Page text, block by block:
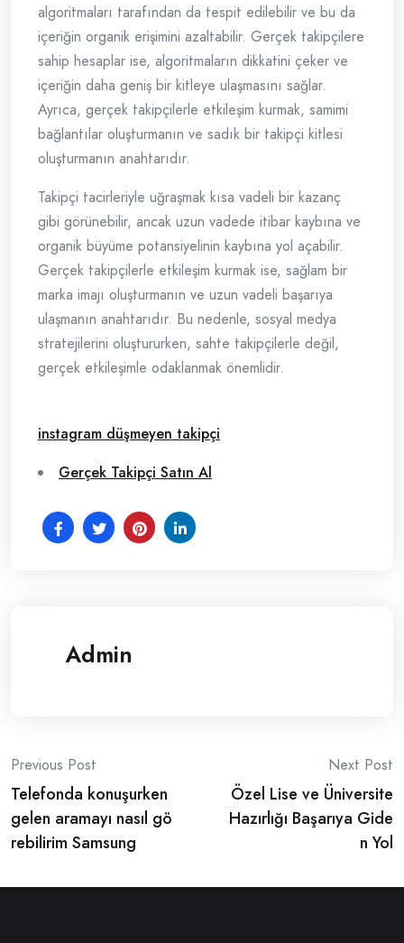
algoritmaları tarafından da tespit edilebilir ve bu da
içeriğin organik erişimini azaltabilir. Gerçek takipçilere
sahip hesaplar ise, algoritmaların dikkatini çeker ve
içeriğin daha geniş bir kitleye ulaşmasını sağlar.
Ayrıca, gerçek takipçilerle etkileşim kurmak, samimi
bağlantılar oluşturmanın ve sadık bir takipçi kitlesi
oluşturmanın anahtarıdır.
Takipçi tacirleriyle uğraşmak kısa vadeli bir kazanç
gibi görünebilir, ancak uzun vadede itibar kaybına ve
organik büyüme potansiyelinin kaybına yol açabilir.
Gerçek takipçilerle etkileşim kurmak ise, sağlam bir
marka imajı oluşturmanın ve uzun vadeli başarıya
ulaşmanın anahtarıdır. Bu nedenle, sosyal medya
stratejilerini oluştururken, sahte takipçilerle değil,
gerçek etkileşimle odaklanmak önemlidir.
instagram düşmeyen takipçi
Gerçek Takipçi Satın Al
Admin
Post
navigation
Previous Post
Telefonda konuşurken
gelen aramayı nasıl gö
rebilirim Samsung
Next Post
Özel Lise ve Üniversite
Hazırlığı Başarıya Gide
n Yol